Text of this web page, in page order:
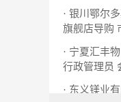
· 银川鄂尔
旗舰店导购
· 宁夏汇丰
行政管理员
· 东义镁业